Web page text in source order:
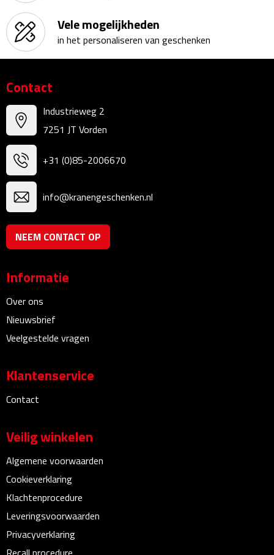
Reistassensets
Weekendtassen
Autotassen
Toilettassen
Rugzakken
Rugzakken
Laptop rugzakken
Sporttassen
Schoenentassen
Fietstassen
Strandtassen
Picknick rugtassen
Lunchtassen
Heuptassen
Vele mogelijkheden
in het personaliseren van geschenken
Contact
Industrieweg 2
7251 JT Vorden
+31 (0)85-2006670
info@kranengeschenken.nl
NEEM CONTACT OP
Informatie
Over ons
Nieuwsbrief
Veelgestelde vragen
Klantenservice
Contact
Veilig winkelen
Algemene voorwaarden
Cookieverklaring
Klachtenprocedure
Leveringsvoorwaarden
Privacyverklaring